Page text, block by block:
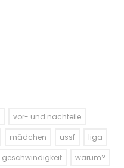
vor- und nachteile
mädchen ussf
liga
geschwindigkeit
warum?